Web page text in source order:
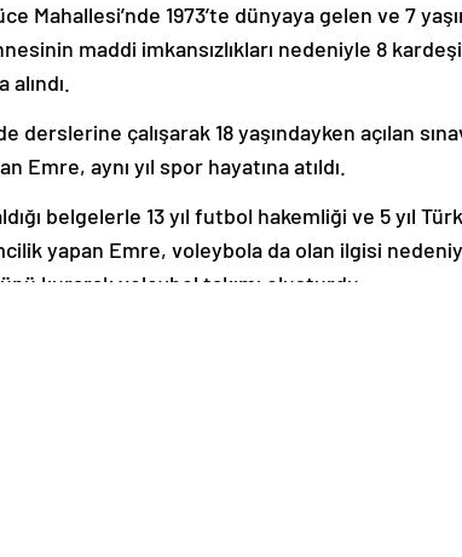
Mahallesi’nde 1973’te dünyaya gelen ve 7
maddi imkansızlıkları nedeniyle 8
derslerine çalışarak 18 yaşındayken açılan
Emre, aynı yıl spor hayatına atıldı.
belgelerle 13 yıl futbol hakemliği ve 5 yıl
yapan Emre, voleybola da olan ilgisi
kurarak voleybol takımı oluşturdu.